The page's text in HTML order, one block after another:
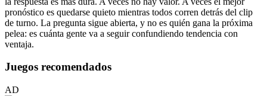
pronóstico es quedarse quieto mientras todos corren detrás del clip
de turno. La pregunta sigue abierta, y no es quién gana la próxima
pelea: es cuánta gente va a seguir confundiendo tendencia con
ventaja.
Juegos recomendados
AD